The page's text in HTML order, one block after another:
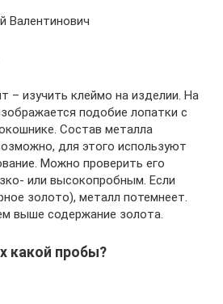
Валентинович
– изучить клеймо на изделии. На
подобие лопатки с
Состав металла
для этого используют
Можно проверить его
или высокопробным. Если
золото), металл потемнеет.
выше содержание золота.
какой пробы?